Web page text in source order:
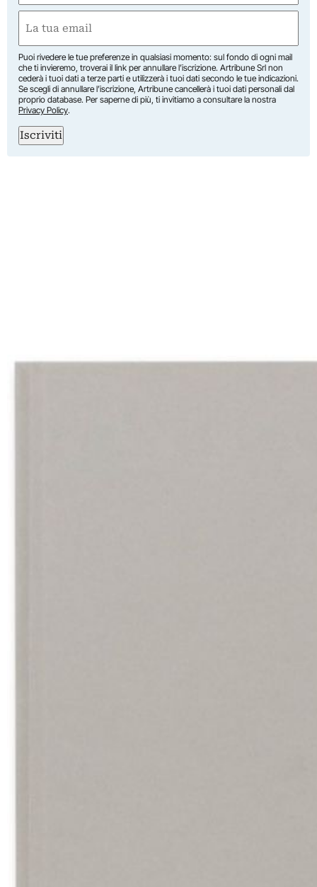
First
(Required)
Puoi rivedere le tue preferenze in qualsiasi momento: sul fondo di ogni mail
che ti invieremo, troverai il link per annullare l’iscrizione. Artribune Srl non
cederà i tuoi dati a terze parti e utilizzerà i tuoi dati secondo le tue indicazioni.
Se scegli di annullare l’iscrizione, Artribune cancellerà i tuoi dati personali dal
proprio database. Per saperne di più, ti invitiamo a consultare la nostra
Privacy Policy.
Iscriviti